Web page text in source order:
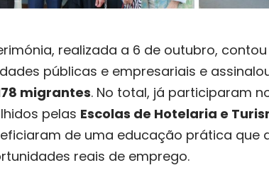
realizada a 6 de outubro,
públicas e empresariais e
migrantes. No total, já participaram
pelas Escolas de Hotelaria e
de uma educação prática que
reais de emprego.